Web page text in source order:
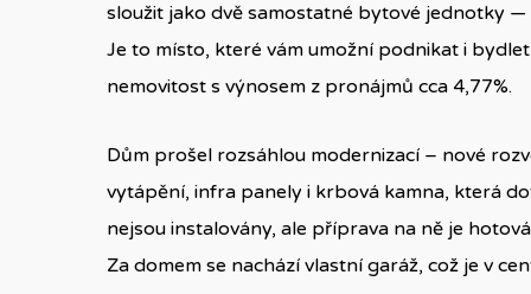
sloužit jako dvě samostatné bytové jednotky
Je to místo, které vám umožní podnikat i
nemovitost s výnosem z pronájmů cca 4,77%.
Dům prošel rozsáhlou modernizací – nové
vytápění, infra panely i krbová kamna, která
nejsou instalovány, ale příprava na ně je
Za domem se nachází vlastní garáž, což je v